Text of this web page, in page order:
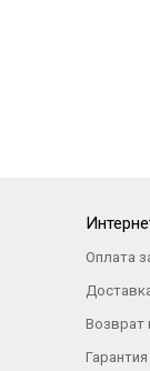
Оплата
Возврат
Гарантия